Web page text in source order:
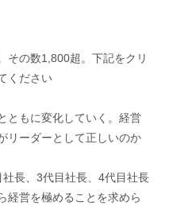
その数1,800超。下記をクリ
ください
ともに変化していく。経営
リーダーとして正しいのか
長、3代目社長、4代目社長
経営を極めることを求めら